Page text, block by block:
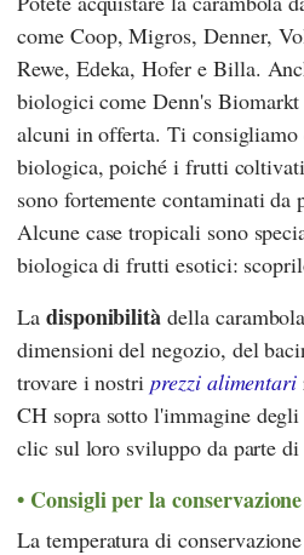
come Coop,Migros,Denner,
Rewe, Edeka,Hofer e Billa.
biologici comeDenn's Biomarkt
alcuni in offerta. Ti consigliamo
biologica, poiché i frutti
sono fortemente contaminati da
Alcune case tropicali sono
biologica di frutti esotici:
La disponibilità della
dimensioni del negozio, del
trovare i nostriprezzi alimentari
CH sopra sotto l'immagine
clic sul loro sviluppo da parte
Consigli per la conservazione
La temperatura di